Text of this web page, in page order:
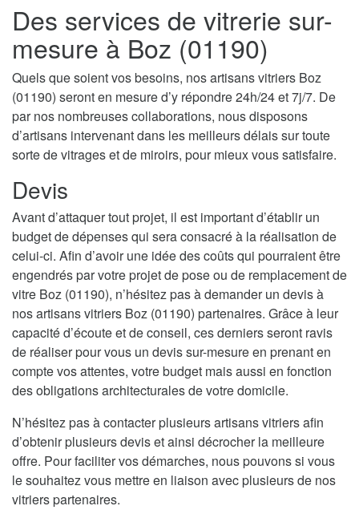
Des services de vitrerie sur-
mesure à Boz (01190)
Quels que soient vos besoins, nos artisans vitriers Boz
(01190) seront en mesure d’y répondre 24h/24 et 7j/7. De
par nos nombreuses collaborations, nous disposons
d’artisans intervenant dans les meilleurs délais sur toute
sorte de vitrages et de miroirs, pour mieux vous satisfaire.
Devis
Avant d’attaquer tout projet, il est important d’établir un
budget de dépenses qui sera consacré à la réalisation de
celui-ci. Afin d’avoir une idée des coûts qui pourraient être
engendrés par votre projet de pose ou de remplacement de
vitre Boz (01190), n’hésitez pas à demander un devis à
nos artisans vitriers Boz (01190) partenaires. Grâce à leur
capacité d’écoute et de conseil, ces derniers seront ravis
de réaliser pour vous un devis sur-mesure en prenant en
compte vos attentes, votre budget mais aussi en fonction
des obligations architecturales de votre domicile.
N’hésitez pas à contacter plusieurs artisans vitriers afin
d’obtenir plusieurs devis et ainsi décrocher la meilleure
offre. Pour faciliter vos démarches, nous pouvons si vous
le souhaitez vous mettre en liaison avec plusieurs de nos
vitriers partenaires.